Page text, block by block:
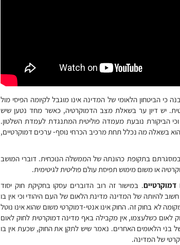
הביטחון הלאומי של המדינה אינו מוגבל לקיומה הפיסי מול
יש דיון ער בשאלת מצב הדמוקרטיה, כאשר מחד נטען שיש
הביקורת נובעת מעמדה פוליטית המתנגדת לעמדת השלטון.
הוא בשאלה מה נכלל תחת מרכיב הכרחי נוסף- ערכים דמוקרטיים,
בתקופת כהונתה של הממשלה הנוכחית. דוברי המושב
או משום מימוש תפיסת עולם פוליטית לגיטימית.
דמוקרטיים. במישור זה רוב הדוברים עסקו בחקיקת חוק יסוד
להיותה של המדינה מדינת הלאום של העם היהודי וכי אין בו
לא בחוק זה. החוק אינו אנטי-דמוקרטי משום שהוא אינו נוטל
לאום כשלעצמו, אין מקבילה באף מדינה דמוקרטית לחוק לאום
בני הלאומים האחרים. נאמר שיש לתקן את החוק, שכעת אין בו
של המדינה.